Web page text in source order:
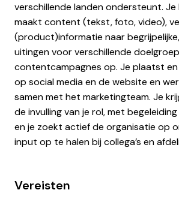
verschillende landen ondersteunt.
maakt content (tekst, foto, video),
(product)informatie naar
uitingen voor verschillende
contentcampagnes op. Je plaatst
op social media en de website en
samen met het marketingteam. Je
de invulling van je rol, met
en je zoekt actief de organisatie op
input op te halen bij collega’s en
Vereisten